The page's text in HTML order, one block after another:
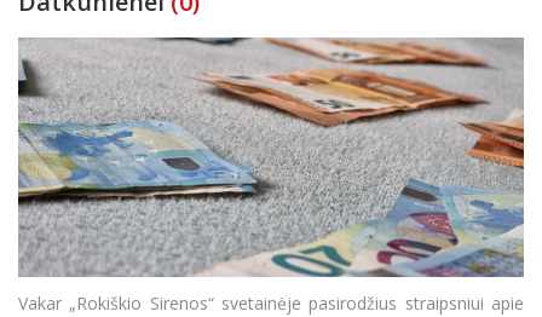
Vakar „Rokiškio Sirenos“ svetainėje pasirodžius straipsniui apie